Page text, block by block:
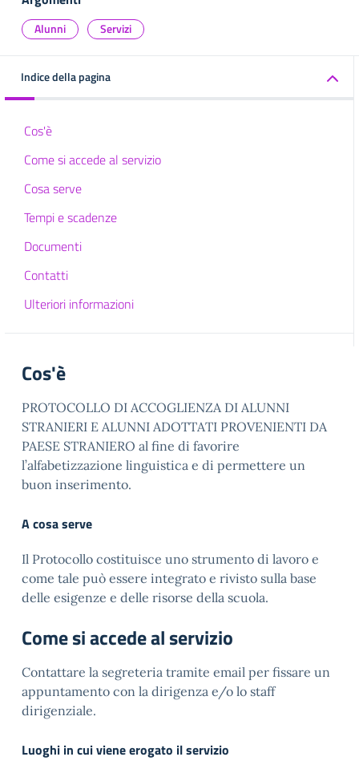
Alunni Servizi
Indice della pagina
Cos'è
Come si accede al servizio
Cosa serve
Tempi e scadenze
Documenti
Contatti
Ulteriori informazioni
Cos'è
PROTOCOLLO DI ACCOGLIENZA DI ALUNNI
STRANIERI E ALUNNI ADOTTATI PROVENIENTI DA
PAESE STRANIERO al fine di favorire
l’alfabetizzazione linguistica e di permettere un
buon inserimento.
A cosa serve
Il Protocollo costituisce uno strumento di lavoro e
come tale può essere integrato e rivisto sulla base
delle esigenze e delle risorse della scuola.
Come si accede al servizio
Contattare la segreteria tramite email per fissare un
appuntamento con la dirigenza e/o lo staff
dirigenziale.
Luoghi in cui viene erogato il servizio